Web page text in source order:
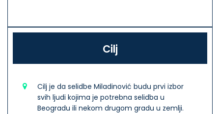
Cilj
Cilj je da selidbe Miladinović budu prvi izbor
svih ljudi kojima je potrebna selidba u
Beogradu ili nekom drugom gradu u zemlji.